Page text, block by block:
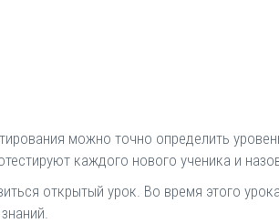
можно точно определить
каждого нового ученика и
открытый урок. Во время этого